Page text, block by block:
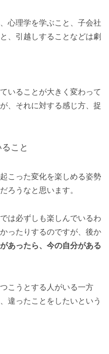
心理学を学ぶこと、子会社
、引越しすることなどは劇
いることが大きく変わって
、それに対する感じ方、捉
こと
こった変化を楽しめる姿勢
ろうなと思います。
は必ずしも楽しんでいるわ
ったりするのですが、後か
あったら、今の自分がある
こうとする人がいる一方
違ったことをしたいという